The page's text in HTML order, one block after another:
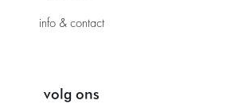
info & contact
volg ons